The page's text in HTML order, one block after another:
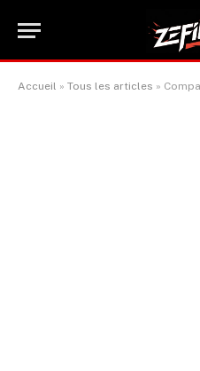
Accueil » Tous les articles »